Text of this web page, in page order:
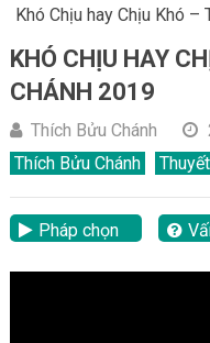
Khó Chịu hay Chịu Khó –
KHÓ CHỊU HAY
CHÁNH 2019
Thích Bửu Chánh
Thích Bửu Chánh
Pháp chọn